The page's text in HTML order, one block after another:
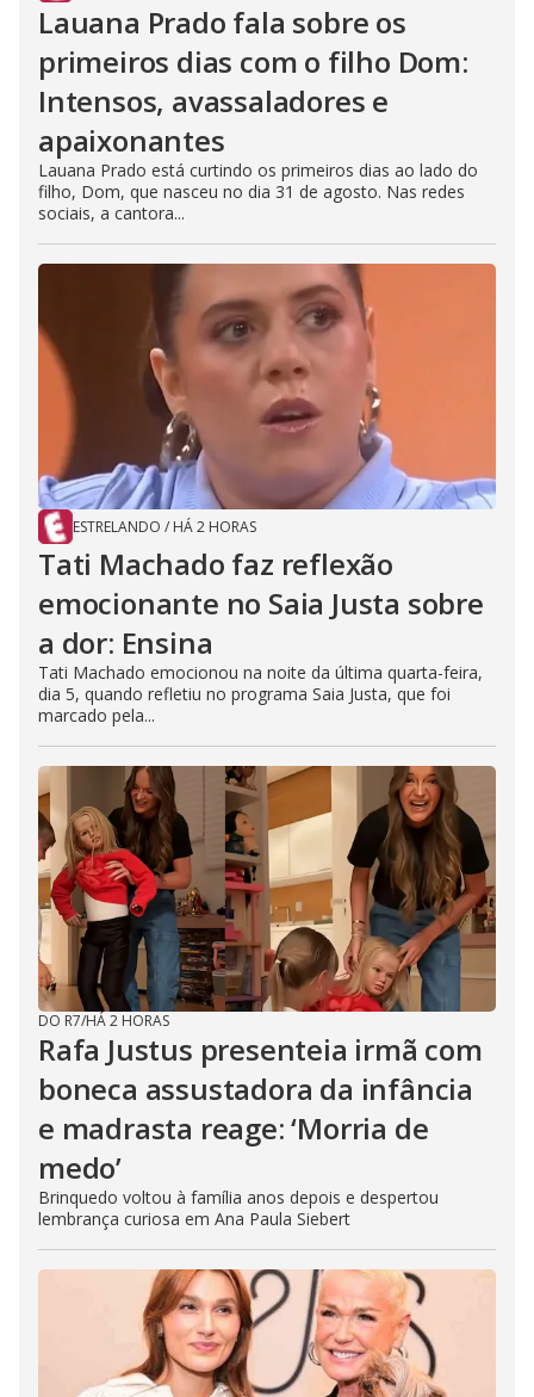
Lauana Prado fala sobre os
primeiros dias com o filho Dom:
Intensos, avassaladores e
apaixonantes
Lauana Prado está curtindo os primeiros dias ao lado do
filho, Dom, que nasceu no dia 31 de agosto. Nas redes
sociais, a cantora...
ESTRELANDO / HÁ 2 HORAS
Tati Machado faz reflexão
emocionante no Saia Justa sobre
a dor: Ensina
Tati Machado emocionou na noite da última quarta-feira,
dia 5, quando refletiu no programa Saia Justa, que foi
marcado pela...
DO R7/HÁ 2 HORAS
Rafa Justus presenteia irmã com
boneca assustadora da infância
e madrasta reage: ‘Morria de
medo’
Brinquedo voltou à família anos depois e despertou
lembrança curiosa em Ana Paula Siebert